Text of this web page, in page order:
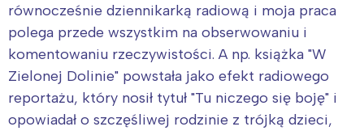
równocześnie dziennikarką radiową i moja praca
polega przede wszystkim na obserwowaniu i
komentowaniu rzeczywistości. A np. książka "W
Zielonej Dolinie" powstała jako efekt radiowego
reportażu, który nosił tytuł "Tu niczego się boję" i
opowiadał o szczęśliwej rodzinie z trójką dzieci,